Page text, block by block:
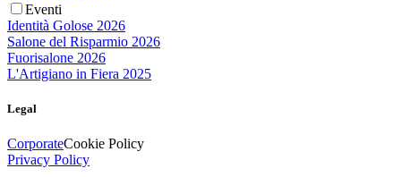
Eventi
Identità Golose 2026
Salone del Risparmio 2026
Fuorisalone 2026
L'Artigiano in Fiera 2025
Legal
CorporateCookie Policy
Privacy Policy